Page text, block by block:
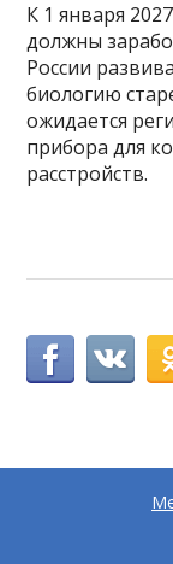
К 1 января
должны
России
биологию
ожидается
прибора для
расстройств.